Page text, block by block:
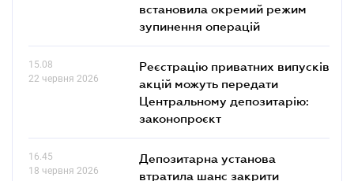
встановила окремий режим
зупинення операцій
15.08
22 червня 2026
Реєстрацію приватних випусків
акцій можуть передати
Центральному депозитарію:
законопроєкт
16.45
18 червня 2026
Депозитарна установа
втратила шанс закрити